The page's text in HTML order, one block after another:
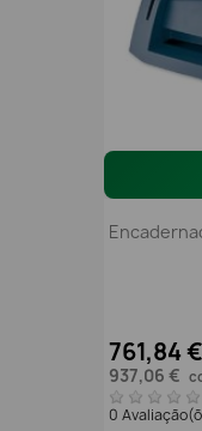
761,84 €
937,06 €
0